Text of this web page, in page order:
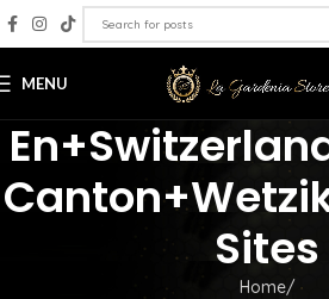
MENU
Sites
Home